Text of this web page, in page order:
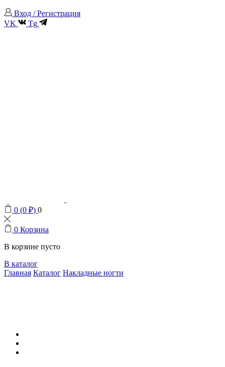
Вход / Регистрация
VK
Tg
0 (0 ₽) 0
0 Корзина
В корзине пусто
В каталог
Главная Каталог Накладные ногти